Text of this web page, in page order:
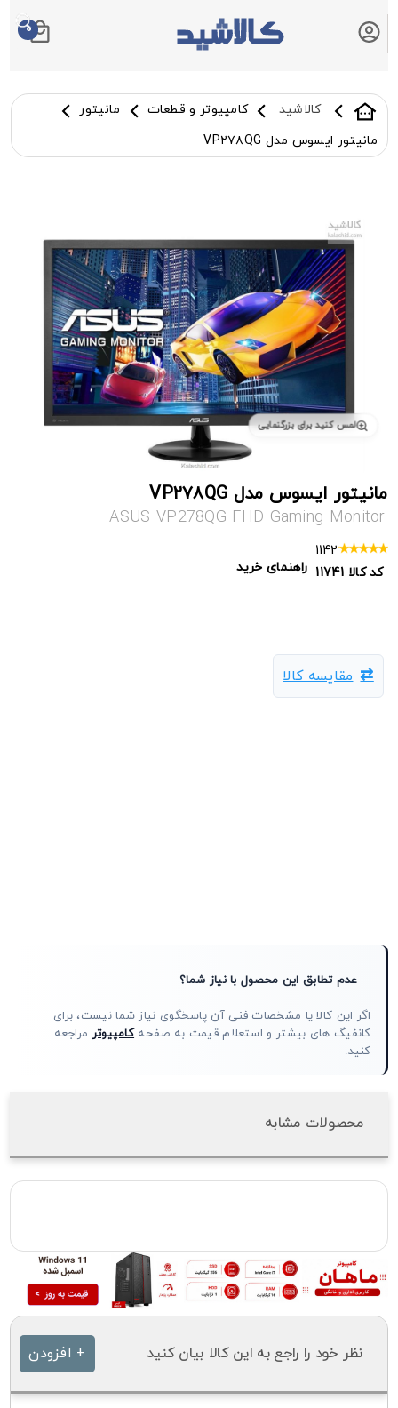
0
کالاشید کامپیوتر و قطعات
مانیتور
مانیتور ایسوس مدل VP۲۷۸QG
لمس کنید برای بزرگنمایی
مانیتور ایسوس مدل VP۲۷۸QG
ASUS VP278QG FHD Gaming Monitor
1142
کد کالا 11741 راهنمای خرید
مقایسه کالا
عدم تطابق این محصول با نیاز شما؟
اگر این کالا یا مشخصات فنی آن پاسخگوی نیاز شما نیست، برای
کانفیگ های بیشتر و استعلام قیمت به صفحهکامپیوتر مراجعه
کنید.
محصولات مشابه
نظر خود را راجع به این کالا بیان کنید + افزودن